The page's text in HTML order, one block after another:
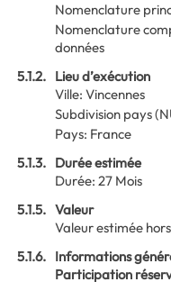
Nomenclature
Nomenclature
données
5.1.2. Lieu d’exécution
Ville: Vincennes
Subdivision pays
Pays: France
5.1.3. Durée estimée
Durée: 27 Mois
5.1.5. Valeur
Valeur estimée
5.1.6. Informations
Participation